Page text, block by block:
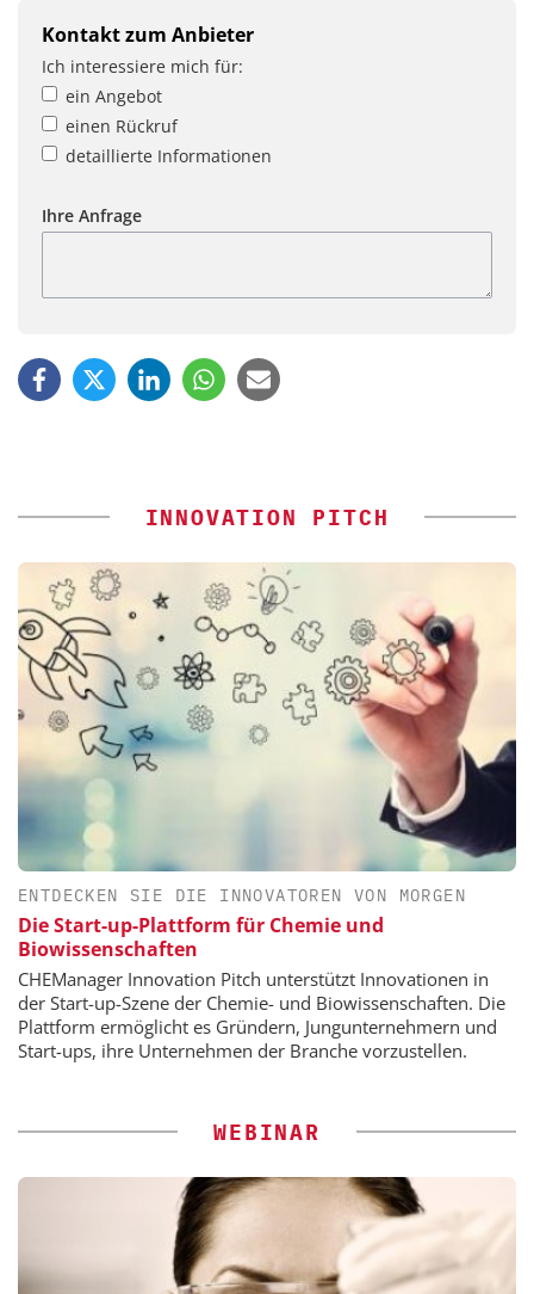
Kontakt zum Anbieter
Ich interessiere mich für:
ein Angebot
einen Rückruf
detaillierte Informationen
Ihre Anfrage
INNOVATION PITCH
ENTDECKEN SIE DIE INNOVATOREN VON MORGEN
Die Start-up-Plattform für Chemie und
Biowissenschaften
CHEManager Innovation Pitch unterstützt Innovationen in
der Start-up-Szene der Chemie- und Biowissenschaften. Die
Plattform ermöglicht es Gründern, Jungunternehmern und
Start-ups, ihre Unternehmen der Branche vorzustellen.
WEBINAR